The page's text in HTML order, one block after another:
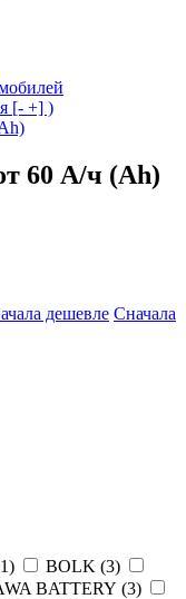
[- +] )
60 А/ч (Ah)
дешевле Сначала
1) BOLK (3)
BATTERY (3)